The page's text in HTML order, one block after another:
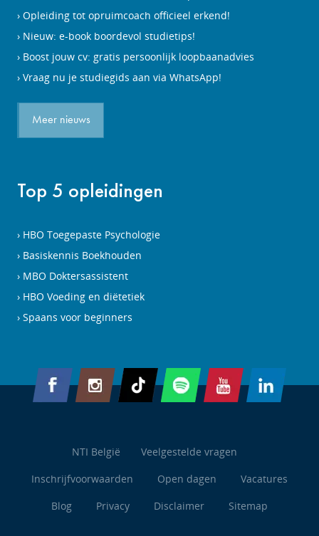
Opleiding tot opruimcoach officieel erkend!
Nieuw: e-book boordevol studietips!
Boost jouw cv: gratis persoonlijk loopbaanadvies
Vraag nu je studiegids aan via WhatsApp!
Meer nieuws
Top 5 opleidingen
HBO Toegepaste Psychologie
Basiskennis Boekhouden
MBO Doktersassistent
HBO Voeding en diëtetiek
Spaans voor beginners
NTI België
Veelgestelde vragen
Inschrijfvoorwaarden
Open dagen
Vacatures
Blog
Privacy Disclaimer Sitemap